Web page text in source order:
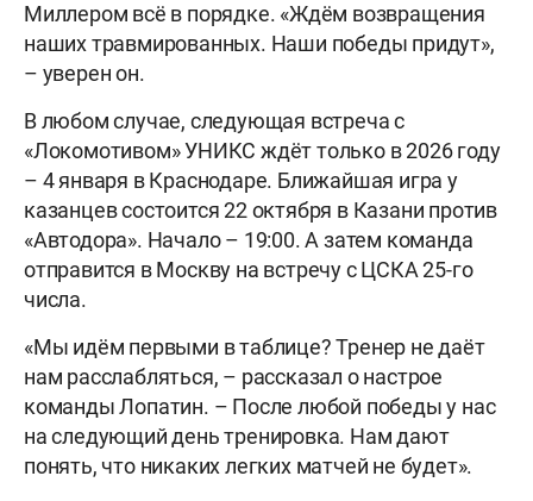
Миллером всё в порядке. «Ждём возвращения
наших травмированных. Наши победы придут»,
– уверен он.
В любом случае, следующая встреча с
«Локомотивом» УНИКС ждёт только в 2026 году
– 4 января в Краснодаре. Ближайшая игра у
казанцев состоится 22 октября в Казани против
«Автодора». Начало – 19:00. А затем команда
отправится в Москву на встречу с ЦСКА 25-го
числа.
«Мы идём первыми в таблице? Тренер не даёт
нам расслабляться, – рассказал о настрое
команды Лопатин. – После любой победы у нас
на следующий день тренировка. Нам дают
понять, что никаких легких матчей не будет».